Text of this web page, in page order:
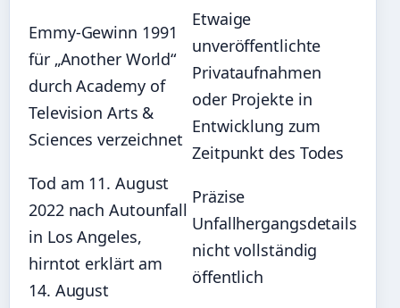
Emmy-Gewinn 1991
für „Another World“
durch Academy of
Television Arts &
Sciences verzeichnet
Etwaige
unveröffentlichte
Privataufnahmen
oder Projekte in
Entwicklung zum
Zeitpunkt des Todes
Tod am 11. August
2022 nach Autounfall
in Los Angeles,
hirntot erklärt am
14. August
Präzise
Unfallhergangsdetails
nicht vollständig
öffentlich